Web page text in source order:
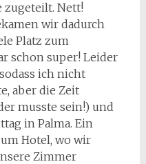
zugeteilt. Nett!
wir dadurch
Platz zum
schon super! Leider
ich nicht
aber die Zeit
musste sein!) und
in Palma. Ein
Hotel, wo wir
Zimmer